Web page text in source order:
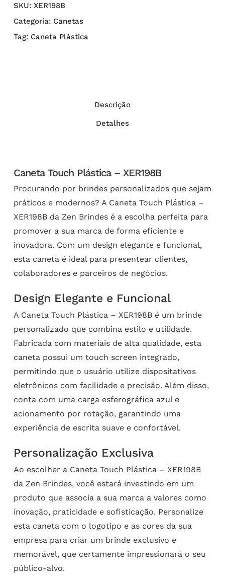
SKU: XER198B
Categoria: Canetas
Tag: Caneta Plástica
Descrição
Detalhes
Caneta Touch Plástica – XER198B
Procurando por brindes personalizados que sejam
práticos e modernos? A Caneta Touch Plástica –
XER198B da Zen Brindes é a escolha perfeita para
promover a sua marca de forma eficiente e
inovadora. Com um design elegante e funcional,
esta caneta é ideal para presentear clientes,
colaboradores e parceiros de negócios.
Design Elegante e Funcional
A Caneta Touch Plástica – XER198B é um brinde
personalizado que combina estilo e utilidade.
Fabricada com materiais de alta qualidade, esta
caneta possui um touch screen integrado,
permitindo que o usuário utilize dispositativos
eletrônicos com facilidade e precisão. Além disso,
conta com uma carga esferográfica azul e
acionamento por rotação, garantindo uma
experiência de escrita suave e confortável.
Personalização Exclusiva
Ao escolher a Caneta Touch Plástica – XER198B
da Zen Brindes, você estará investindo em um
produto que associa a sua marca a valores como
inovação, praticidade e sofisticação. Personalize
esta caneta com o logotipo e as cores da sua
empresa para criar um brinde exclusivo e
memorável, que certamente impressionará o seu
público-alvo.